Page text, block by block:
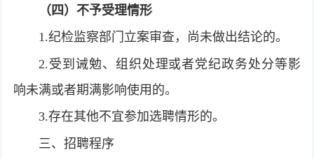
（ 四 ）不予受理情形
1.纪检监察部门立案审查，尚未做出结论的。
2.受到诫勉、组织处理或者党纪政务处分等影
响未满或者期满影响使用的。
3.存在其他不宜参加选聘情形的。
三、招聘程序